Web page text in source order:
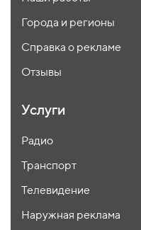
Города и регионы
Справка о рекламе
Отзывы
Услуги
Радио
Транспорт
Телевидение
Наружная реклама